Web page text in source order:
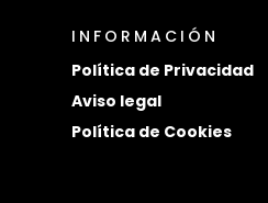
INFORMACIÓN
Política de Privacidad
Aviso legal
Política de Cookies